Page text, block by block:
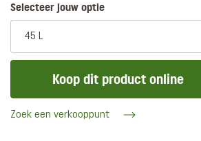
Selecteer jouw optie
45 L
Koop dit product online
Zoek een verkooppunt